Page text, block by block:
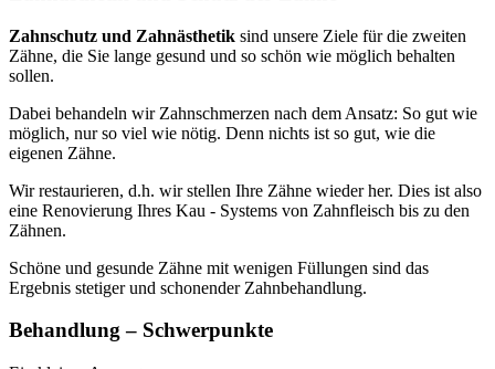
Zahnschutz und Zahnästhetik sind unsere Ziele für die zweiten
Zähne, die Sie lange gesund und so schön wie möglich behalten
sollen.
Dabei behandeln wir Zahnschmerzen nach dem Ansatz: So gut wie
möglich, nur so viel wie nötig. Denn nichts ist so gut, wie die
eigenen Zähne.
Wir restaurieren, d.h. wir stellen Ihre Zähne wieder her. Dies ist also
eine Renovierung Ihres Kau - Systems von Zahnfleisch bis zu den
Zähnen.
Schöne und gesunde Zähne mit wenigen Füllungen sind das
Ergebnis stetiger und schonender Zahnbehandlung.
Behandlung – Schwerpunkte